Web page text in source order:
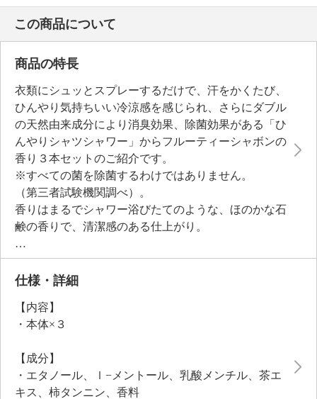
この商品について
商品の特長
衣類にシュッとスプレーするだけで、汗をかくたび、
ひんやり気持ちいい冷涼感を感じられ、さらにダブル
の天然由来成分により消臭効果、除菌効果がある「ひ
んやりシャツシャワー」からフルーティーシャボンの
香り３本セットのご紹介です。
※すべての菌を除菌するわけではありません。
（第三者試験機関調べ）。
香りはまるでシャワー浴びたてのような、ほのかな石
鹸の香りで、清潔感のある仕上がり。
かわいらしいパッケージも注目。
通勤、通学、お出かけ前には、シャツ、靴下などに、
アウトドアやスポーツには、帽子、スカーフ、肌着な
お家の中でもパジャマ、タオルや布などにスプレーし
て、即席のひんやりグッズとしてお使いいただくのも
仕様・詳細
【内容】
・本体×３
【成分】
・エタノール、ｌ−メントール、乳酸メンチル、茶エ
キス、柿タンニン、香料